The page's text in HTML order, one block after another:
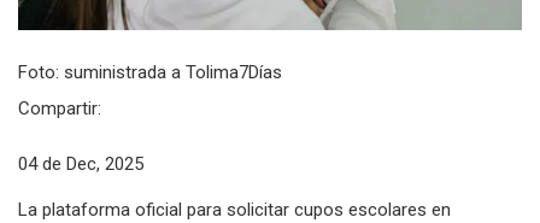
Foto: suministrada a Tolima7Días
Compartir:
04 de Dec, 2025
La plataforma oficial para solicitar cupos escolares en